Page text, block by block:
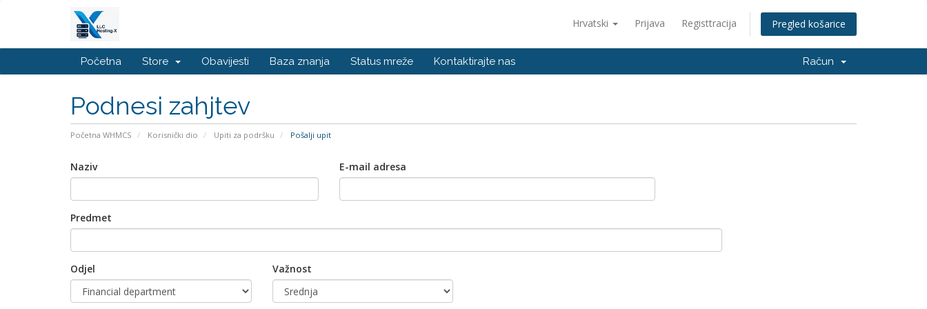
Hrvatski Prijava Registtracija Pregled košarice
Početna Store Obavijesti Baza znanja Status mreže Kontaktirajte nas Račun
Podnesi zahjtev
Početna WHMCS Korisnički dio Upiti za podršku Pošalji upit
Naziv E-mail adresa
Predmet
Odjel Važnost